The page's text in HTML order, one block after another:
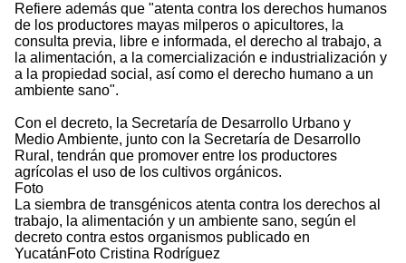
Refiere además que "atenta contra los derechos humanos
de los productores mayas milperos o apicultores, la
consulta previa, libre e informada, el derecho al trabajo, a
la alimentación, a la comercialización e industrialización y
a la propiedad social, así como el derecho humano a un
ambiente sano".
Con el decreto, la Secretaría de Desarrollo Urbano y
Medio Ambiente, junto con la Secretaría de Desarrollo
Rural, tendrán que promover entre los productores
agrícolas el uso de los cultivos orgánicos.
Foto
La siembra de transgénicos atenta contra los derechos al
trabajo, la alimentación y un ambiente sano, según el
decreto contra estos organismos publicado en
YucatánFoto Cristina Rodríguez